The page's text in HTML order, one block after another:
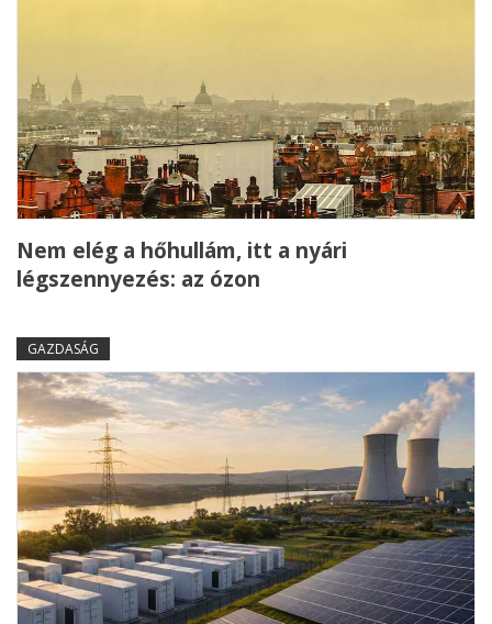
Nem elég a hőhullám, itt a nyári
légszennyezés: az ózon
GAZDASÁG